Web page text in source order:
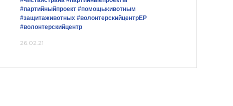
#партийныйпроект #помощьживотным
#защитаживотных #волонтерскийцентрЕР
#волонтерскийцентр
26.02.21